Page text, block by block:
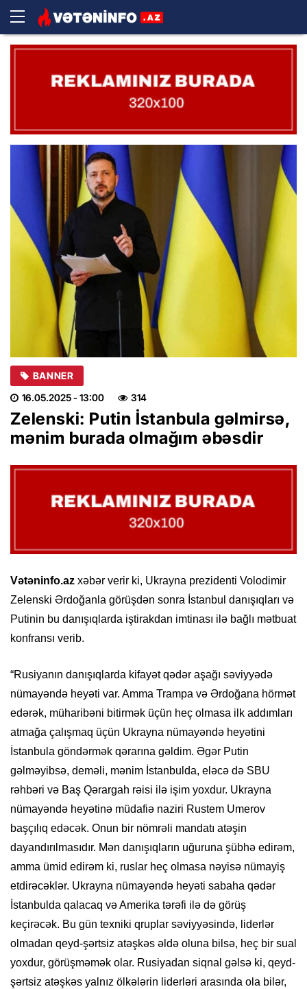
BANNER
16.05.2025- 13:00 314
Zelenski: Putin İstanbula gəlmirsə,
mənim burada olmağım əbəsdir
Vətəninfo.az xəbər verir ki, Ukrayna prezidenti Volodimir
Zelenski Ərdoğanla görüşdən sonra İstanbul danışıqları və
Putinin bu danışıqlarda iştirakdan imtinası ilə bağlı mətbuat
konfransı verib.
“Rusiyanın danışıqlarda kifayət qədər aşağı səviyyədə
nümayəndə heyəti var. Amma Trampa və Ərdoğana hörmət
edərək, müharibəni bitirmək üçün heç olmasa ilk addımları
atmağa çalışmaq üçün Ukrayna nümayəndə heyətini
İstanbula göndərmək qərarına gəldim. Əgər Putin
gəlməyibsə, deməli, mənim İstanbulda, eləcə də SBU
rəhbəri və Baş Qərargah rəisi ilə işim yoxdur. Ukrayna
nümayəndə heyətinə müdafiə naziri Rustem Umerov
başçılıq edəcək. Onun bir nömrəli mandatı atəşin
dayandırılmasıdır. Mən danışıqların uğuruna şübhə edirəm,
amma ümid edirəm ki, ruslar heç olmasa nəyisə nümayiş
etdirəcəklər. Ukrayna nümayəndə heyəti sabaha qədər
İstanbulda qalacaq və Amerika tərəfi ilə də görüş
keçirəcək. Bu gün texniki qruplar səviyyəsində, liderlər
olmadan qeyd-şərtsiz atəşkəs əldə oluna bilsə, heç bir sual
yoxdur, görüşməmək olar. Rusiyadan siqnal gəlsə ki, qeyd-
şərtsiz atəşkəs yalnız ölkələrin liderləri arasında ola bilər,